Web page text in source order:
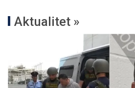
Aktualitet »